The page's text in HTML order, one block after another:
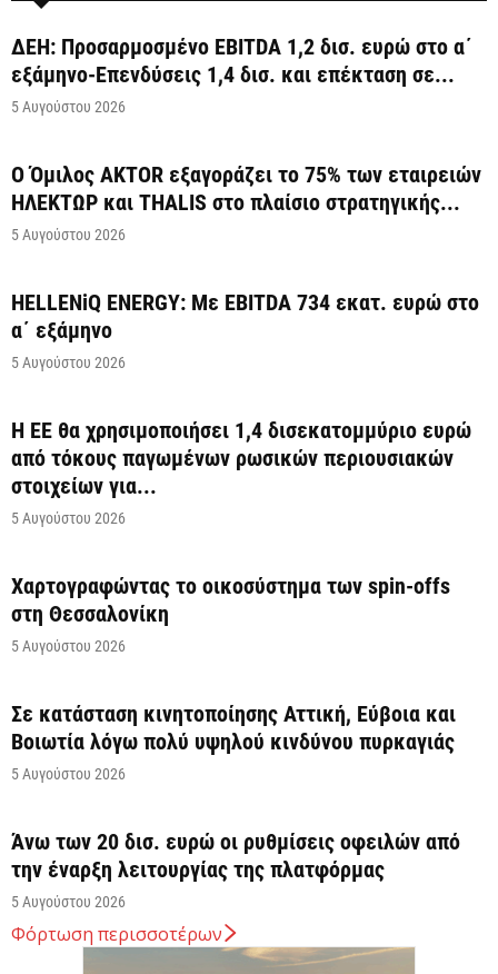
ΔΕΗ: Προσαρμοσμένο EBITDA 1,2 δισ. ευρώ στο α΄
εξάμηνο-Επενδύσεις 1,4 δισ. και επέκταση σε...
5 Αυγούστου 2026
Ο Όμιλος AKTOR εξαγοράζει το 75% των εταιρειών
ΗΛΕΚΤΩΡ και THALIS στο πλαίσιο στρατηγικής...
5 Αυγούστου 2026
HELLENiQ ENERGY: Με EBITDA 734 εκατ. ευρώ στο
α΄ εξάμηνο
5 Αυγούστου 2026
Η ΕΕ θα χρησιμοποιήσει 1,4 δισεκατομμύριο ευρώ
από τόκους παγωμένων ρωσικών περιουσιακών
στοιχείων για...
5 Αυγούστου 2026
Χαρτογραφώντας το οικοσύστημα των spin-offs
στη Θεσσαλονίκη
5 Αυγούστου 2026
Σε κατάσταση κινητοποίησης Αττική, Εύβοια και
Βοιωτία λόγω πολύ υψηλού κινδύνου πυρκαγιάς
5 Αυγούστου 2026
Άνω των 20 δισ. ευρώ οι ρυθμίσεις οφειλών από
την έναρξη λειτουργίας της πλατφόρμας
5 Αυγούστου 2026
Φόρτωση περισσοτέρων